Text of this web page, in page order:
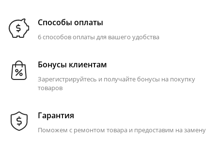
Способы оплаты
6 способов оплаты для вашего удобства
Бонусы клиентам
Зарегистрируйтесь и получайте бонусы на покупку
товаров
Гарантия
Поможем с ремонтом товара и предоставим на замену